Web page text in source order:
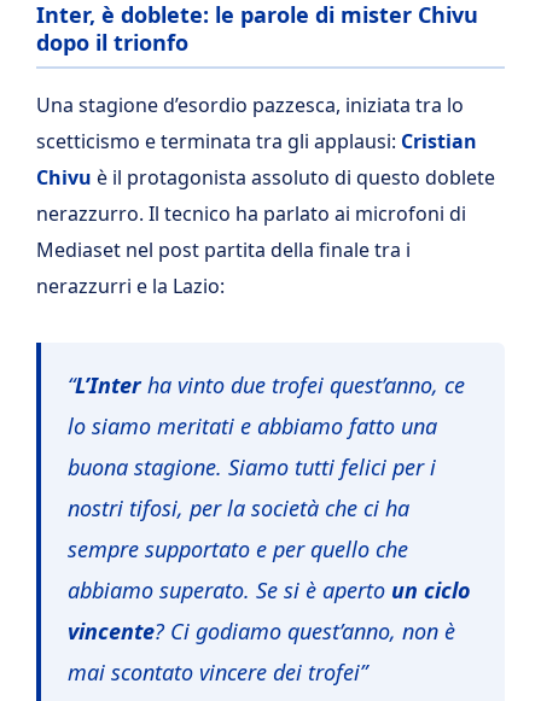
Inter, è doblete: le parole di mister Chivu
dopo il trionfo
Una stagione d’esordio pazzesca, iniziata tra lo
scetticismo e terminata tra gli applausi: Cristian
Chivu è il protagonista assoluto di questo doblete
nerazzurro. Il tecnico ha parlato ai microfoni di
Mediaset nel post partita della finale tra i
nerazzurri e la Lazio:
“L’Interha vinto due trofei quest’anno, ce
lo siamo meritati e abbiamo fatto una
buona stagione. Siamo tutti felici per i
nostri tifosi, per la società che ci ha
sempre supportato e per quello che
abbiamo superato. Se si è aperto un ciclo
vincente? Ci godiamo quest’anno, non è
mai scontato vincere dei trofei”